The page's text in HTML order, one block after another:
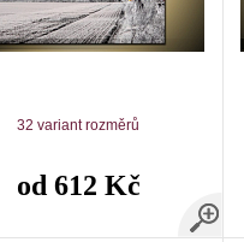
32 variant rozměrů
od 612 Kč